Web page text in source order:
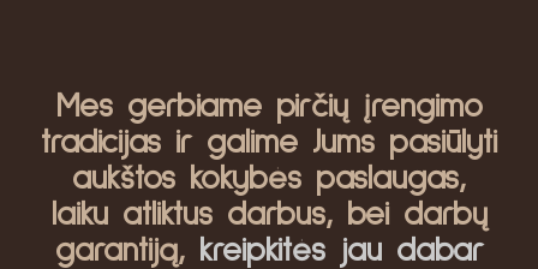
Mes gerbiame pirčių įrengimo
tradicijas ir galime Jums pasiūlyti
aukštos kokybės paslaugas,
laiku atliktus darbus, bei darbų
garantiją, kreipkitės jau dabar